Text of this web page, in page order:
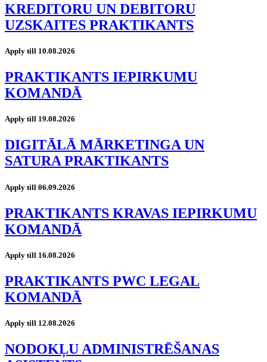
KREDITORU UN DEBITORU
UZSKAITES PRAKTIKANTS
Apply till 10.08.2026
PRAKTIKANTS IEPIRKUMU
KOMANDĀ
Apply till 19.08.2026
DIGITĀLĀ MĀRKETINGA UN
SATURA PRAKTIKANTS
Apply till 06.09.2026
PRAKTIKANTS KRAVAS IEPIRKUMU
KOMANDĀ
Apply till 16.08.2026
PRAKTIKANTS PWC LEGAL
KOMANDĀ
Apply till 12.08.2026
NODOKĻU ADMINISTRĒŠANAS